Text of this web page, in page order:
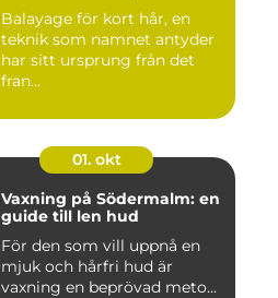
Balayage för kort hår, en
teknik som namnet antyder
har sitt ursprung från det
fran...
01. okt
Vaxning på Södermalm: en
guide till len hud
För den som vill uppnå en
mjuk och hårfri hud är
vaxning en beprövad meto...